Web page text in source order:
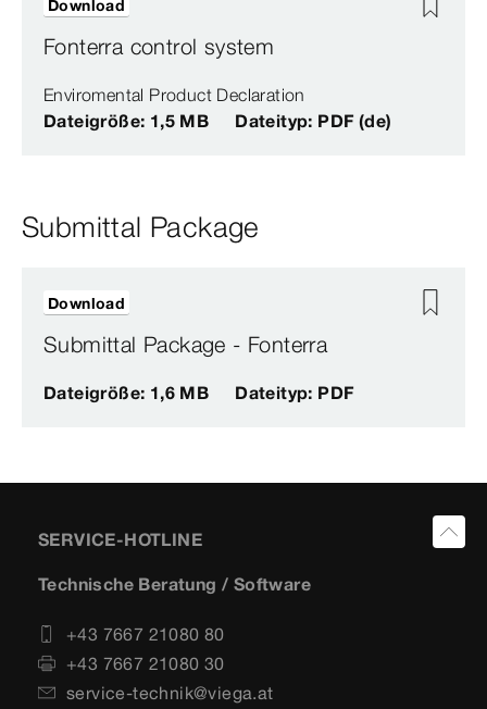
Fonterra control system
Enviromental Product Declaration
Dateigröße: 1,5 MB
Dateityp: PDF (de)
Download
Submittal Package
Submittal Package - Fonterra
Dateigröße: 1,6 MB Dateityp: PDF
Download
SERVICE-HOTLINE
Technische Beratung / Software
+43 7667 21080 80
+43 7667 21080 30
service-technik@viega.at